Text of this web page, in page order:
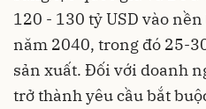
120 - 130 tỷ USD vào
năm 2040, trong đó 25-
sản xuất. Đối với doanh
trở thành yêu cầu bắt